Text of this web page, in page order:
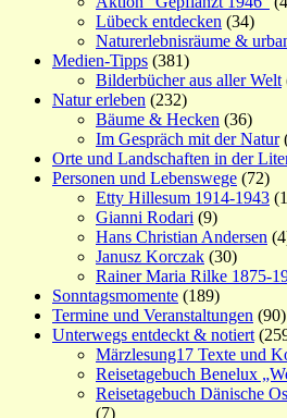
Lübeck entdecken (34)
Naturerlebnisräume &
Medien-Tipps (381)
Bilderbücher aus aller Welt
Natur erleben (232)
Bäume & Hecken (36)
Im Gespräch mit der Natur
Orte und Landschaften in der
Personen und Lebenswege (72)
Etty Hillesum 1914-1943
Gianni Rodari (9)
Hans Christian Andersen
Janusz Korczak (30)
Rainer Maria Rilke 1875-
Sonntagsmomente (189)
Termine und Veranstaltungen (90)
Unterwegs entdeckt & notiert
Märzlesung17 Texte und
Reisetagebuch Benelux
Reisetagebuch Dänische
(7)